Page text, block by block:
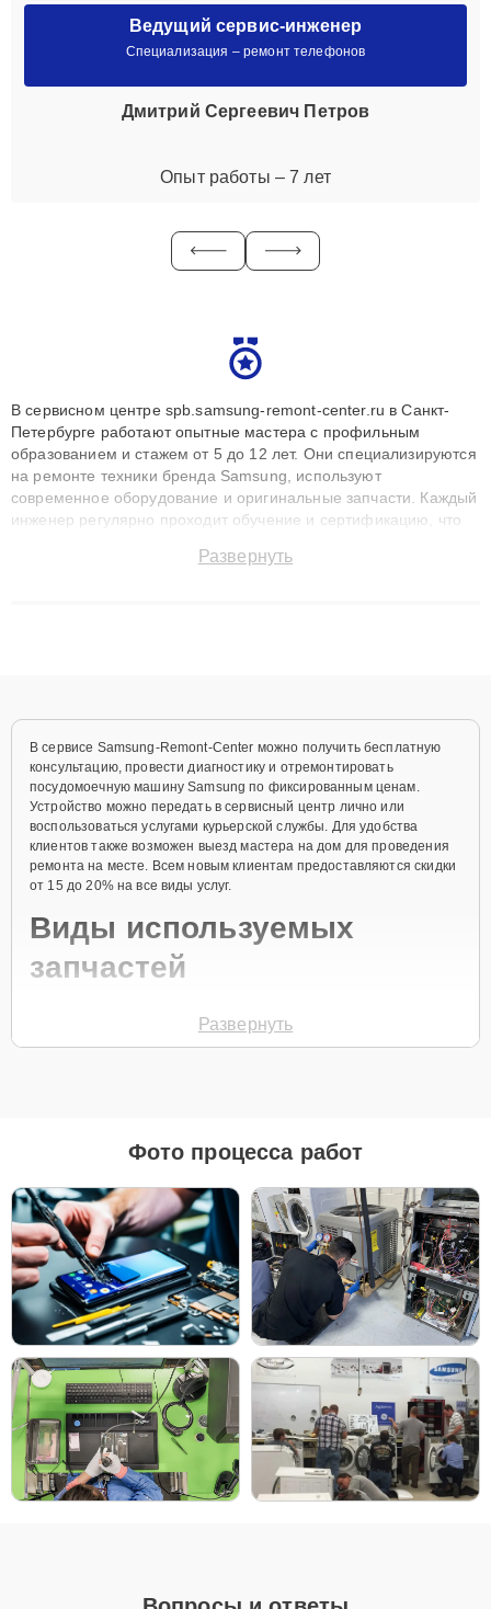
Ведущий сервис-инженер
Специализация – ремонт телефонов
Дмитрий Сергеевич Петров
Опыт работы – 7 лет
В сервисном центре spb.samsung-remont-center.ru в Санкт-
Петербурге работают опытные мастера с профильным
образованием и стажем от 5 до 12 лет. Они специализируются
на ремонте техники бренда Samsung, используют
современное оборудование и оригинальные запчасти. Каждый
инженер регулярно проходит обучение и сертификацию, что
восстанавливать технику с сохранением гарантии до 3 лет.
Развернуть
В сервисе Samsung-Remont-Center можно получить бесплатную
консультацию, провести диагностику и отремонтировать
посудомоечную машину Samsung по фиксированным ценам.
Устройство можно передать в сервисный центр лично или
воспользоваться услугами курьерской службы. Для удобства
клиентов также возможен выезд мастера на дом для проведения
ремонта на месте. Всем новым клиентам предоставляются скидки
от 15 до 20% на все виды услуг.
Виды используемых
запчастей
Для ремонта посудомоечных машин используются как
оригинальные комплектующие, так и качественные аналоги.
Оригинальные запчасти предпочтительны для
обеспечения максимальной надёжности и
долговечности посудомоечной машины,
особенно если устройство используется
интенсивно и регулярно.
Если планируется замена техники в ближайшее
время или требуется более экономичный
вариант ремонта, качественные аналоги могут
стать разумным решением, позволяющим
сэкономить без значительной потери в
надёжности.
Все используемые комплектующие проходят строгий контроль
качества, что гарантирует долгий срок службы устройства после
ремонта.
Модели посудомоечных
Развернуть
Фото процесса работ